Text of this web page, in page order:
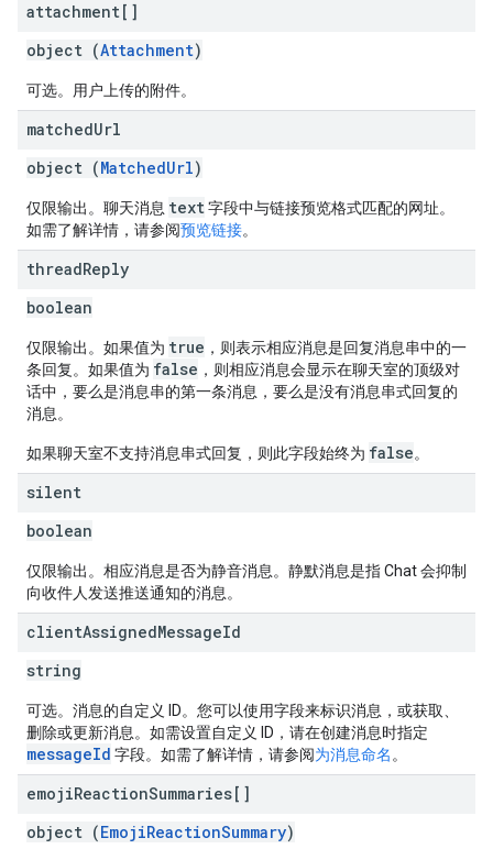
attachment[]
object (Attachment)
可选。用户上传的附件。
matchedUrl
object (MatchedUrl)
仅限输出。聊天消息 text字段中与链接预览格式匹配的网址。
如需了解详情，请参阅预览链接。
threadReply
boolean
仅限输出。如果值为 true ，则表示相应消息是回复消息串中的一
条回复。如果值为 false ，则相应消息会显示在聊天室的顶级对
话中，要么是消息串的第一条消息，要么是没有消息串式回复的
消息。
如果聊天室不支持消息串式回复，则此字段始终为 false。
silent
boolean
仅限输出。相应消息是否为静音消息。静默消息是指 Chat 会抑制
向收件人发送推送通知的消息。
clientAssignedMessageId
string
可选。消息的自定义 ID。您可以使用字段来标识消息，或获取、
删除或更新消息。如需设置自定义 ID，请在创建消息时指定
messageId 字段。如需了解详情，请参阅为消息命名 。
emojiReactionSummaries[]
object (EmojiReactionSummary)